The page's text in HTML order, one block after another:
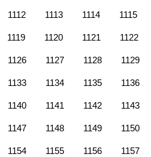
1112 1113 1114 1115
1119 1120 1121 1122
1126 1127 1128 1129
1133 1134 1135 1136
1140 1141 1142 1143
1147 1148 1149 1150
1154 1155 1156 1157